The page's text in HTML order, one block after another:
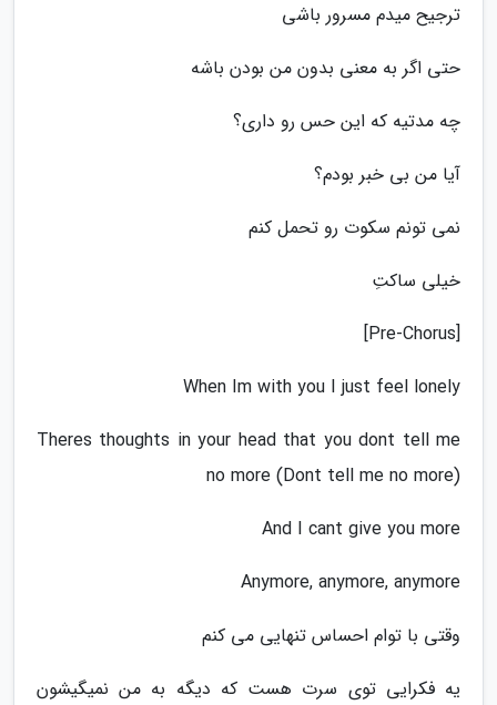
ترجیح میدم مسرور باشی
حتی اگر به معنی بدون من بودن باشه
چه مدتیه که این حس رو داری؟
آیا من بی خبر بودم؟
نمی تونم سکوت رو تحمل کنم
خیلی ساکتِ
[Pre-Chorus]
When Im with you I just feel lonely
Theres thoughts in your head that you dont tell me
no more (Dont tell me no more)
And I cant give you more
Anymore, anymore, anymore
وقتی با توام احساس تنهایی می کنم
یه فکرایی توی سرت هست که دیگه به من نمیگیشون